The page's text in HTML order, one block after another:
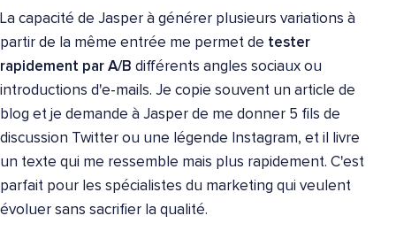
La capacité de Jasper à générer plusieurs variations à
partir de la même entrée me permet de tester
rapidement par A/B différents angles sociaux ou
introductions d'e-mails. Je copie souvent un article de
blog et je demande à Jasper de me donner 5 fils de
discussion Twitter ou une légende Instagram, et il livre
un texte qui me ressemble mais plus rapidement. C'est
parfait pour les spécialistes du marketing qui veulent
évoluer sans sacrifier la qualité.